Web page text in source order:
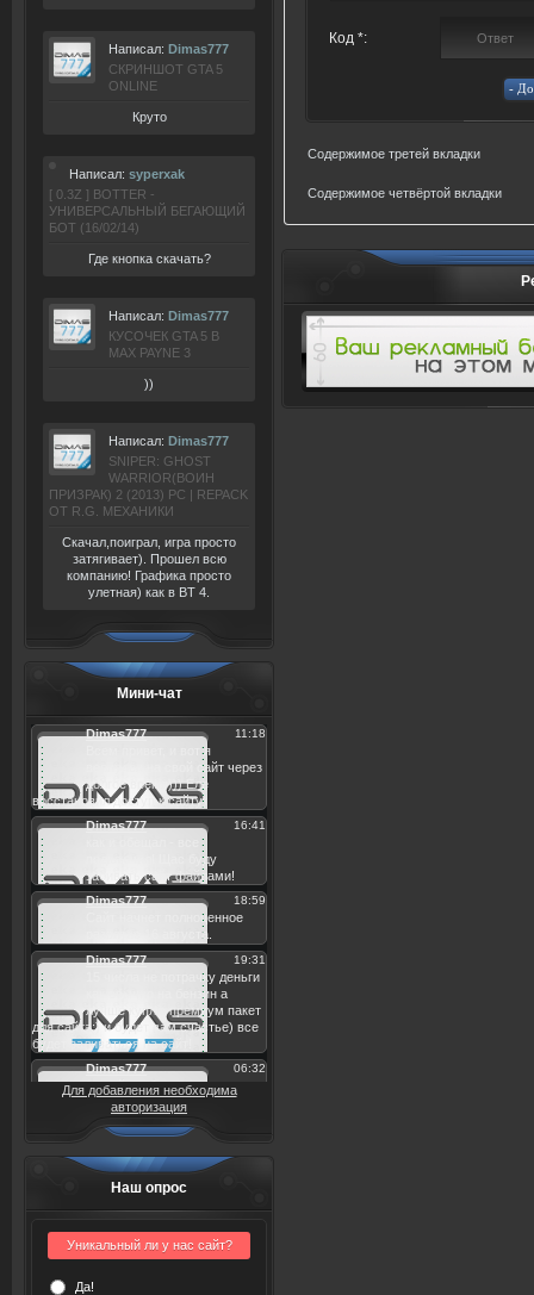
Написал: Dimas777
СКРИНШОТ GTA 5
ONLINE
Круто
Написал: syperxak
[ 0.3Z ] BOTTER -
УНИВЕРСАЛЬНЫЙ БЕГАЮЩИЙ
БОТ (16/02/14)
Где кнопка скачать?
Написал: Dimas777
КУСОЧЕК GTA 5 В
MAX PAYNE 3
))
Написал: Dimas777
SNIPER: GHOST
WARRIOR(ВОИН
ПРИЗРАК) 2 (2013) РС | REPACK
ОТ R.G. МЕХАНИКИ
Скачал,поиграл, игра просто
затягивает). Прошел всю
компанию! Графика просто
улетная) как в BT 4.
Мини-чат
Для добавления необходима
авторизация
Наш опрос
Уникальный ли у нас сайт?
Да!
Код *:
Содержимое третей вкладки
Содержимое четвёртой вкладки